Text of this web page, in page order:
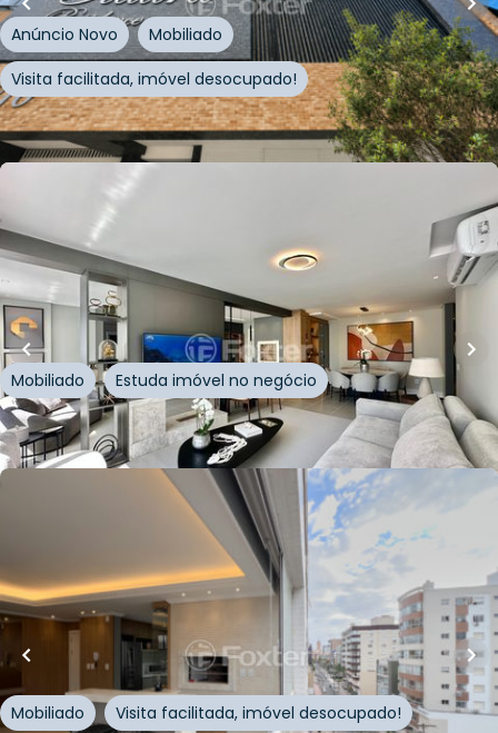
Anúncio Novo
Mobiliado
Visita facilitada, imóvel desocupado!
Whatsapp
Cód.1016335
1.690.000,00
141m²•3quartos banheiros•2vagas
Apartamento • Residencial Monte Fuji
Rua Guilherme Gitman
Zona Nova,Capão da Canoa
Mobiliado Estuda imóvel no negócio
Whatsapp
Cód.967486
banheiros 1 vaga
Apartamento • Edifício Residencial Condado De
Monte Cristo
Rua Encantado, Zona Nova,Capão da Canoa
Mobiliado Visita facilitada, imóvel desocupado!